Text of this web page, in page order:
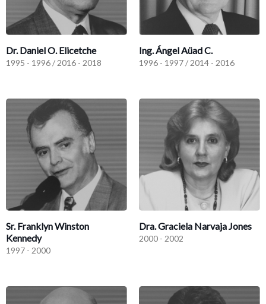
Dr. Daniel O. Elicetche
1995 - 1996 / 2016 - 2018
Ing. Ángel Aüad C.
1996 - 1997 / 2014 - 2016
Sr. Franklyn Winston
Kennedy
1997 - 2000
Dra. Graciela Narvaja Jones
2000 - 2002